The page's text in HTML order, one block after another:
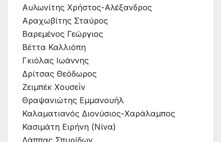
Αυλωνίτης Χρήστος-Αλέξανδρος
Αραχωβίτης Σταύρος
Βαρεμένος Γεώργιος
Βέττα Καλλιόπη
Γκιόλας Ιωάννης
Δρίτσας Θεόδωρος
Ζειμπέκ Χουσεΐν
Θραψανιώτης Εμμανουήλ
Καλαματιανός Διονύσιος-Χαράλαμπος
Κασιμάτη Ειρήνη (Νίνα)